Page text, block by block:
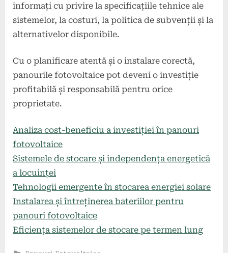
informați cu privire la specificațiile tehnice ale
sistemelor, la costuri, la politica de subvenții și la
alternativelor disponibile.
Cu o planificare atentă și o instalare corectă,
panourile fotovoltaice pot deveni o investiție
profitabilă și responsabilă pentru orice
proprietate.
Analiza cost-beneficiu a investiției în panouri
fotovoltaice
Sistemele de stocare și independența energetică
a locuinței
Tehnologii emergente în stocarea energiei solare
Instalarea și întreținerea bateriilor pentru
panouri fotovoltaice
Eficiența sistemelor de stocare pe termen lung